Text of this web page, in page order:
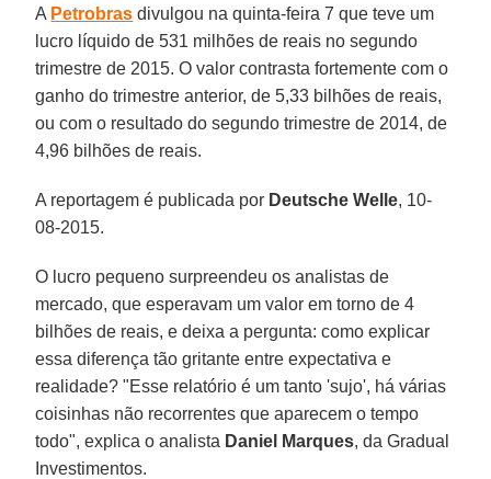
A Petrobras divulgou na quinta-feira 7 que teve um
lucro líquido de 531 milhões de reais no segundo
trimestre de 2015. O valor contrasta fortemente com o
ganho do trimestre anterior, de 5,33 bilhões de reais,
ou com o resultado do segundo trimestre de 2014, de
4,96 bilhões de reais.
A reportagem é publicada por Deutsche Welle, 10-
08-2015.
O lucro pequeno surpreendeu os analistas de
mercado, que esperavam um valor em torno de 4
bilhões de reais, e deixa a pergunta: como explicar
essa diferença tão gritante entre expectativa e
realidade? "Esse relatório é um tanto 'sujo', há várias
coisinhas não recorrentes que aparecem o tempo
todo", explica o analista Daniel Marques, da Gradual
Investimentos.